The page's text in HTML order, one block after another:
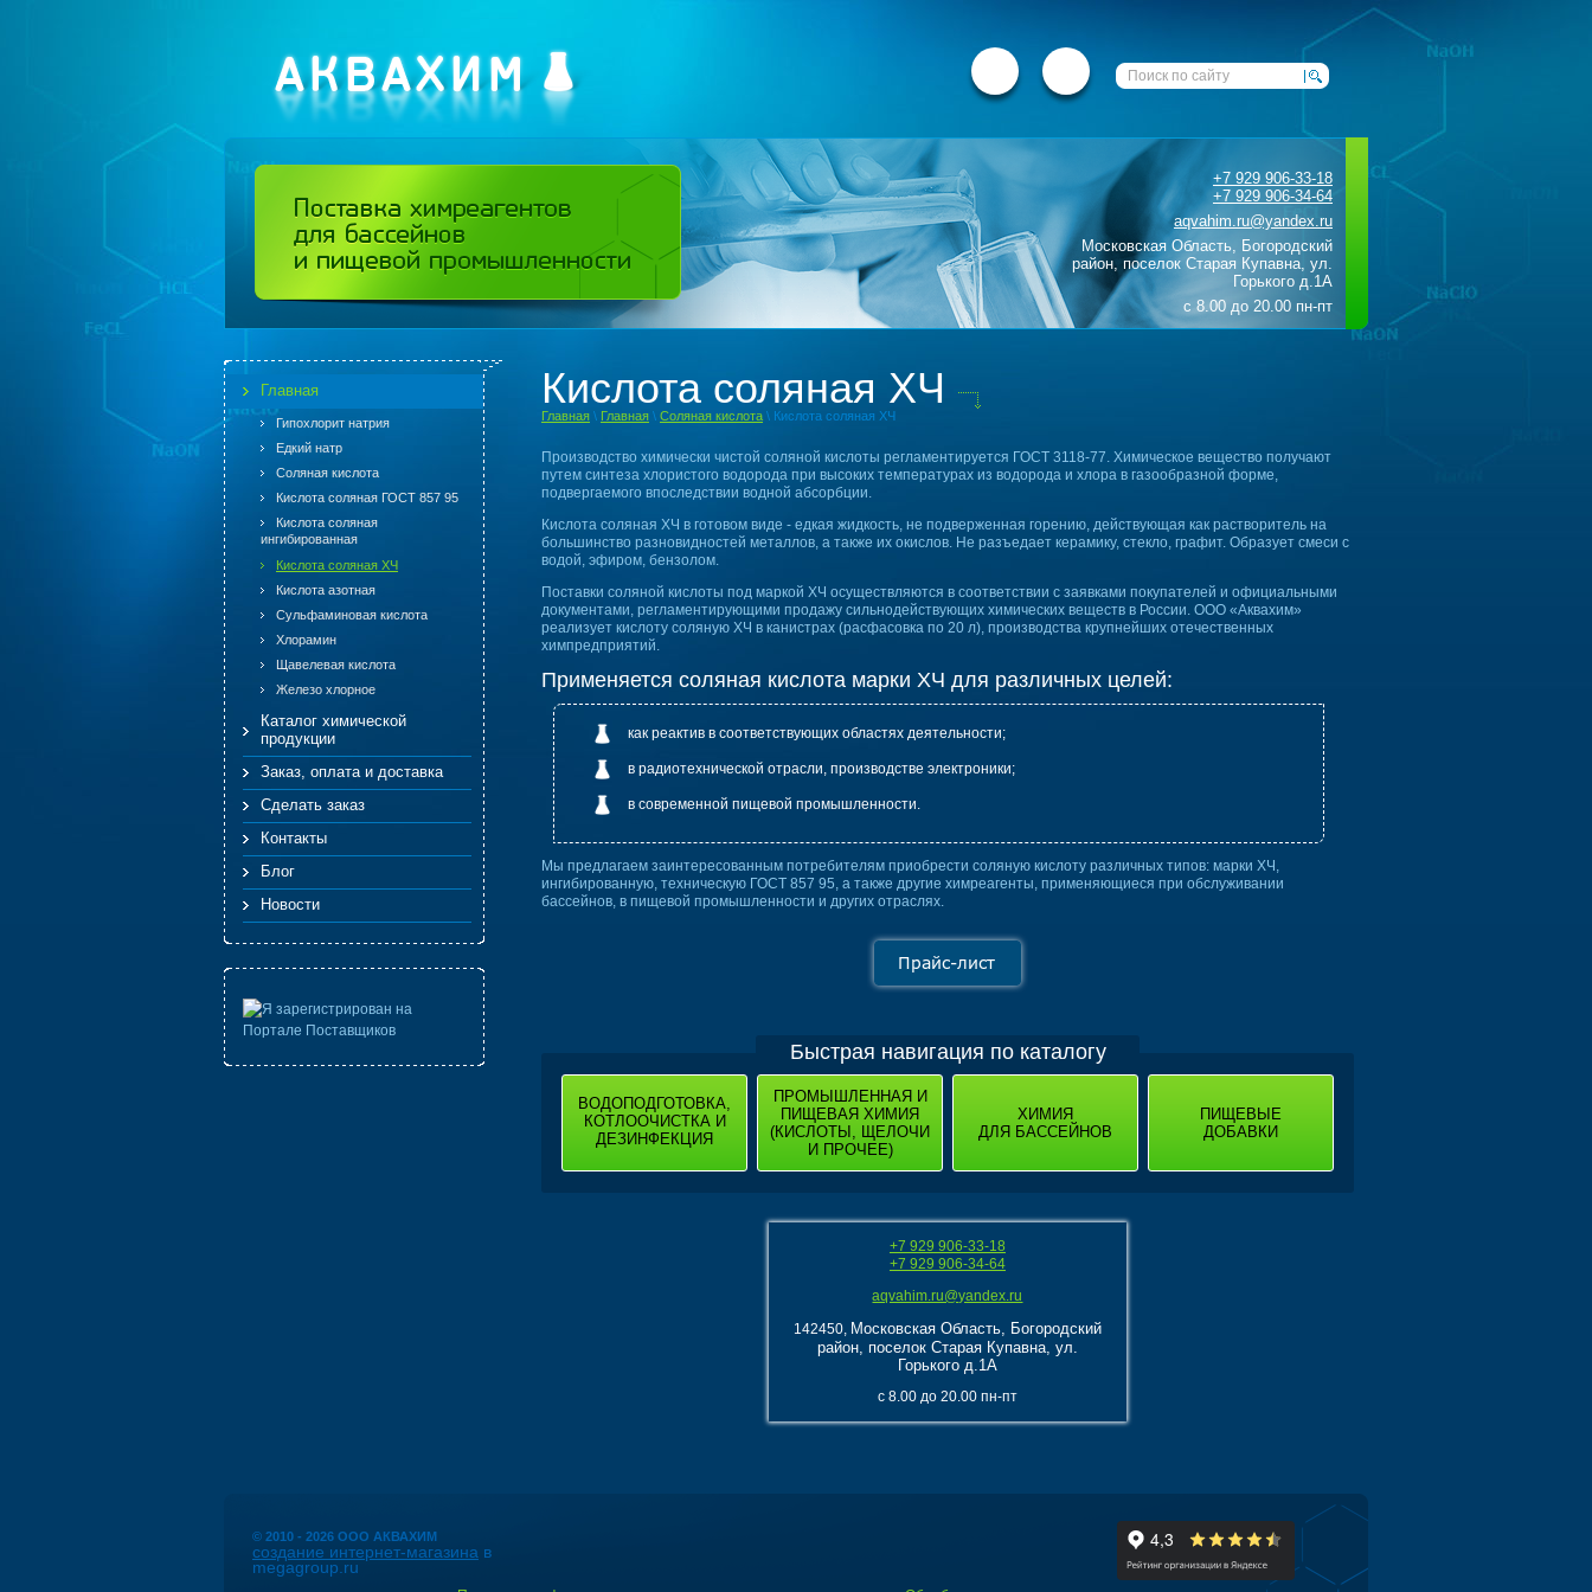
+7 929 906-33-18
+7 929 906-34-64
aqvahim.ru@yandex.ru
Московская Область, Богородский
район, поселок Старая Купавна, ул.
Горького д.1А
с 8.00 до 20.00 пн-пт
Главная
Гипохлорит натрия
Едкий натр
Соляная кислота
Кислота соляная ГОСТ 857 95
Кислота соляная
ингибированная
Кислота соляная ХЧ
Кислота азотная
Сульфаминовая кислота
Хлорамин
Щавелевая кислота
Железо хлорное
Каталог химической
продукции
Заказ, оплата и доставка
Сделать заказ
Контакты
Блог
Новости
Кислота соляная ХЧ
Главная \ Главная \ Соляная кислота \ Кислота соляная ХЧ
Производство химически чистой соляной кислоты регламентируется ГОСТ 3118-77. Химическое вещество получают
путем синтеза хлористого водорода при высоких температурах из водорода и хлора в газообразной форме,
подвергаемого впоследствии водной абсорбции.
Кислота соляная ХЧ в готовом виде - едкая жидкость, не подверженная горению, действующая как растворитель на
большинство разновидностей металлов, а также их окислов. Не разъедает керамику, стекло, графит. Образует смеси с
водой, эфиром, бензолом.
Поставки соляной кислоты под маркой ХЧ осуществляются в соответствии с заявками покупателей и официальными
документами, регламентирующими продажу сильнодействующих химических веществ в России. ООО «Аквахим»
реализует кислоту соляную ХЧ в канистрах (расфасовка по 20 л), производства крупнейших отечественных
химпредприятий.
Применяется соляная кислота марки ХЧ для различных целей:
как реактив в соответствующих областях деятельности;
в радиотехнической отрасли, производстве электроники;
в современной пищевой промышленности.
Мы предлагаем заинтересованным потребителям приобрести соляную кислоту различных типов: марки ХЧ,
ингибированную, техническую ГОСТ 857 95, а также другие химреагенты, применяющиеся при обслуживании
бассейнов, в пищевой промышленности и других отраслях.
Быстрая навигация по каталогу
ВОДОПОДГОТОВКА,
КОТЛООЧИСТКА И
ДЕЗИНФЕКЦИЯ
ПРОМЫШЛЕННАЯ И
ПИЩЕВАЯ ХИМИЯ
(КИСЛОТЫ, ЩЕЛОЧИ
И ПРОЧЕЕ)
ХИМИЯ
ДЛЯ БАССЕЙНОВ
ПИЩЕВЫЕ
ДОБАВКИ
+7 929 906-33-18
+7 929 906-34-64
aqvahim.ru@yandex.ru
142450, Московская Область, Богородский
район, поселок Старая Купавна, ул.
Горького д.1А
с 8.00 до 20.00 пн-пт
© 2010 - 2026 ООО АКВАХИМ
создание интернет-магазина в
megagroup.ru